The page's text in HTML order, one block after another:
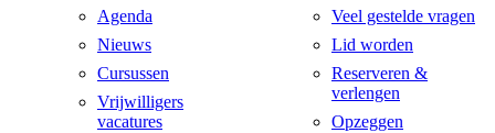
Agenda
Nieuws
Cursussen
Vrijwilligers
vacatures
Veel gestelde vragen
Lid worden
Reserveren &
verlengen
Opzeggen